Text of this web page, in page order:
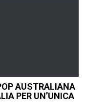
AUSTRALIANA
PER UN’UNICA